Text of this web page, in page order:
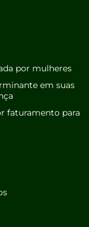
por mulheres
em suas
faturamento para